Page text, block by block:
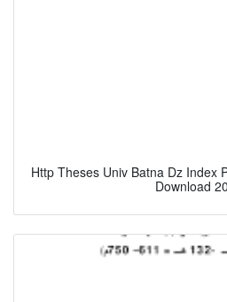
Http Theses Univ Batna Dz Index
Download